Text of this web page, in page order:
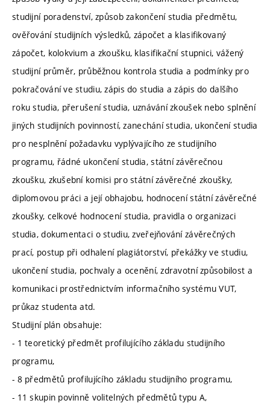
studijní poradenství, způsob zakončení studia předmětu,
ověřování studijních výsledků, zápočet a klasifikovaný
zápočet, kolokvium a zkoušku, klasifikační stupnici, vážený
studijní průměr, průběžnou kontrola studia a podmínky pro
pokračování ve studiu, zápis do studia a zápis do dalšího
roku studia, přerušení studia, uznávání zkoušek nebo splnění
jiných studijních povinností, zanechání studia, ukončení studia
pro nesplnění požadavku vyplývajícího ze studijního
programu, řádné ukončení studia, státní závěrečnou
zkoušku, zkušební komisi pro státní závěrečné zkoušky,
diplomovou práci a její obhajobu, hodnocení státní závěrečné
zkoušky, celkové hodnocení studia, pravidla o organizaci
studia, dokumentaci o studiu, zveřejňování závěrečných
prací, postup při odhalení plagiátorství, překážky ve studiu,
ukončení studia, pochvaly a ocenění, zdravotní způsobilost a
komunikaci prostřednictvím informačního systému VUT,
průkaz studenta atd.
Studijní plán obsahuje:
- 1 teoretický předmět profilujícího základu studijního
programu,
- 8 předmětů profilujícího základu studijního programu,
- 11 skupin povinně volitelných předmětů typu A,